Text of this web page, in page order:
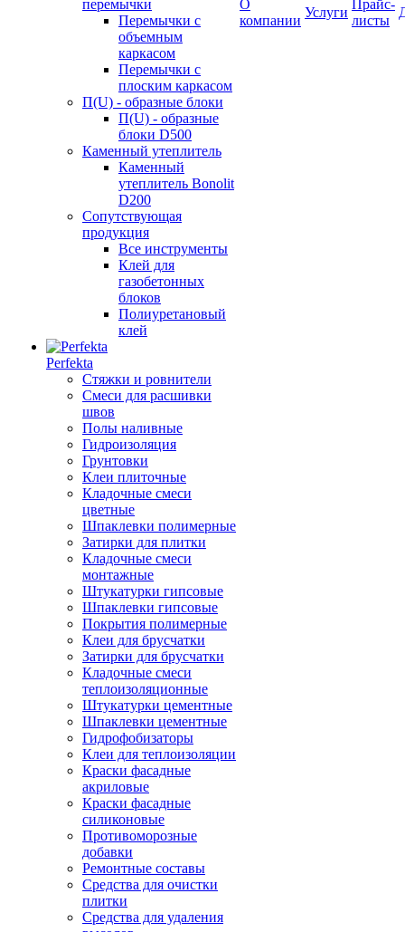
перемычки
Перемычки с
объемным
каркасом
Перемычки с
плоским каркасом
П(U) - образные блоки
П(U) - образные
блоки D500
Каменный утеплитель
Каменный
утеплитель Bonolit
D200
Сопутствующая
продукция
Все инструменты
Клей для
газобетонных
блоков
Полиуретановый
клей
Perfekta
Стяжки и ровнители
Смеси для расшивки
швов
Полы наливные
Гидроизоляция
Грунтовки
Клеи плиточные
Кладочные смеси
цветные
Шпаклевки полимерные
Затирки для плитки
Кладочные смеси
монтажные
Штукатурки гипсовые
Шпаклевки гипсовые
Покрытия полимерные
Клеи для брусчатки
Затирки для брусчатки
Кладочные смеси
теплоизоляционные
Штукатурки цементные
Шпаклевки цементные
Гидрофобизаторы
Клеи для теплоизоляции
Краски фасадные
акриловые
Краски фасадные
силиконовые
Противоморозные
добавки
Ремонтные составы
Средства для очистки
плитки
Средства для удаления
О
компании
Услуги
Прайс-
листы